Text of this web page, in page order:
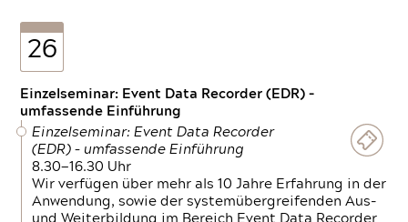
26
Einzelseminar: Event Data Recorder (EDR) –
umfassende Einführung
Einzelseminar: Event Data Recorder
(EDR) – umfassende Einführung
8.30—16.30 Uhr
Wir verfügen über mehr als 10 Jahre Erfahrung in der
Anwendung, sowie der systemübergreifenden Aus-
und Weiterbildung im Bereich Event Data Recorder